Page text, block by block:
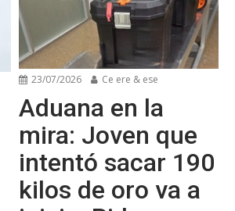
23/07/2026 Ce ere & ese
Aduana en la
mira: Joven que
intentó sacar 190
kilos de oro va a